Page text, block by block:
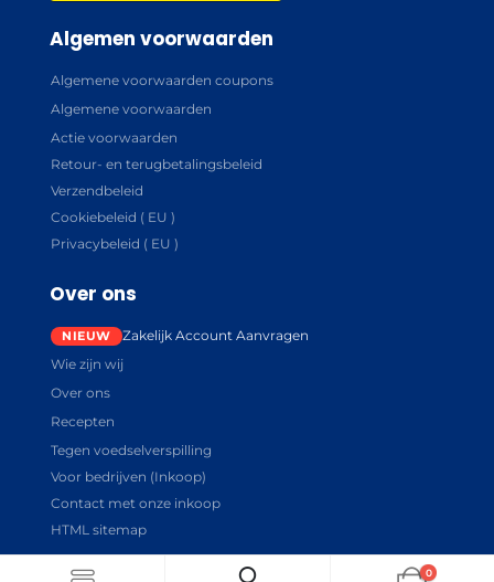
Algemen voorwaarden
Algemene voorwaarden coupons
Algemene voorwaarden
Actie voorwaarden
Retour- en terugbetalingsbeleid
Verzendbeleid
Cookiebeleid ( EU )
Privacybeleid ( EU )
Over ons
Zakelijk Account Aanvragen
Wie zijn wij
Over ons
Recepten
Tegen voedselverspilling
Voor bedrijven (Inkoop)
Contact met onze inkoop
HTML sitemap
0